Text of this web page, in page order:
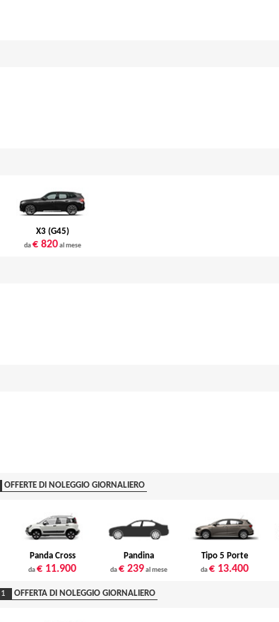
X3 (G45)
da € 820al mese
OFFERTE DI NOLEGGIO GIORNALIERO
Panda Cross
da € 11.900
Pandina
da € 239al mese
Tipo 5 Porte
da € 13.400
1 OFFERTA DI NOLEGGIO GIORNALIERO